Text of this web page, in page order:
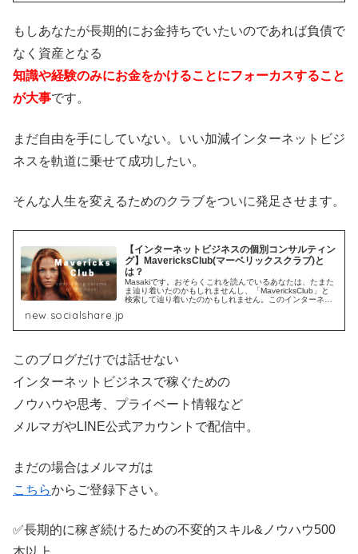
もしあなたが長期的にお金持ちでいたいのであれば負債で
なく資産となる
知識や経験のみにお金をかけることにフォーカスすること
が大事です。
まだ自由を手にしていない。いい加減インターネットビジ
ネスを軌道に乗せて成功したい。
そんな人生を変えるためのクラブをついに発足させます。
【インターネットビジネスの個別コンサルティン
グ】MavericksClub(マーベリックスクラブ)と
は？
Masakiです。おそらくこれを読んでいるあなたは、たまた
ま辿り着いたのかもしれませんし、「MavericksClub」と
検索して辿り着いたのかもしれません。このインターネッ
new.socialshare.jp
このブログだけでは話せない
インターネットビジネスで稼ぐための
ノウハウや思考、プライベート情報など
メルマガやLINE公式アカウントで配信中。
まだの場合はメルマガは
こちらからご登録下さい。
✅長期的に稼ぎ続けるための不変的スキル&ノウハウ500